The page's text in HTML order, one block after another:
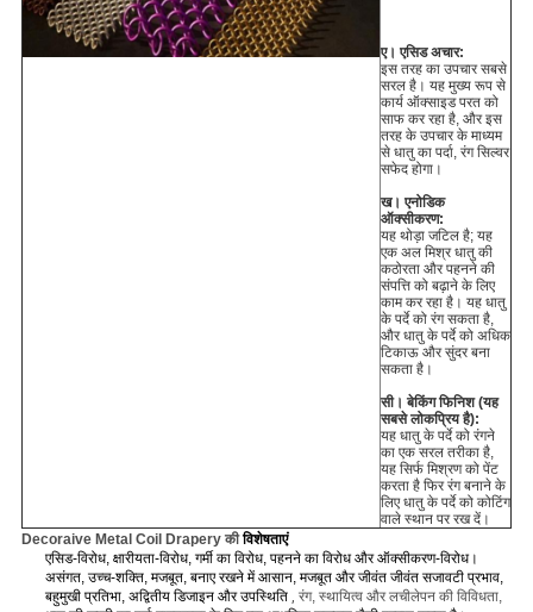
ए। एसिड अचार:
इस तरह का उपचार सबसे
सरल है। यह मुख्य रूप से
कार्य ऑक्साइड परत को
साफ कर रहा है, और इस
तरह के उपचार के माध्यम
से धातु का पर्दा, रंग सिल्वर
सफेद होगा।
ख। एनोडिक
ऑक्सीकरण:
यह थोड़ा जटिल है; यह
एक अल मिश्र धातु की
कठोरता और पहनने की
संपत्ति को बढ़ाने के लिए
काम कर रहा है। यह धातु
के पर्दे को रंग सकता है,
और धातु के पर्दे को अधिक
टिकाऊ और सुंदर बना
सकता है।
सी। बेकिंग फिनिश (यह
सबसे लोकप्रिय है):
यह धातु के पर्दे को रंगने
का एक सरल तरीका है,
यह सिर्फ मिश्रण को पेंट
करता है फिर रंग बनाने के
लिए धातु के पर्दे को कोटिंग
वाले स्थान पर रख दें।
Decoraive Metal Coil Drapery की विशेषताएं
एसिड-विरोध, क्षारीयता-विरोध, गर्मी का विरोध, पहनने का विरोध और ऑक्सीकरण-विरोध।
असंगत, उच्च-शक्ति, मजबूत, बनाए रखने में आसान, मजबूत और जीवंत जीवंत सजावटी प्रभाव,
बहुमुखी प्रतिभा, अद्वितीय डिजाइन और उपस्थिति, रंग, स्थायित्व और लचीलेपन की विविधता,